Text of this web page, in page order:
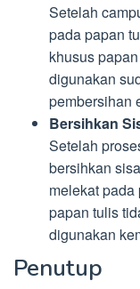
Setelah
pada papan
khusus
digunakan
pembersihan
Bersihkan
Setelah
bersihkan
melekat
papan tulis
digunakan
Penutup